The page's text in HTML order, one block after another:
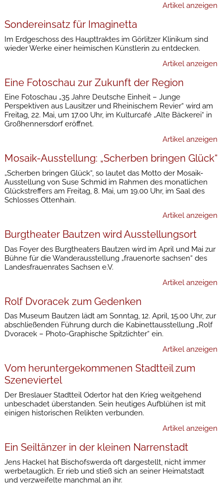
Artikel anzeigen
Sondereinsatz für Imaginetta
Im Erdgeschoss des Haupttraktes im Görlitzer Klinikum sind
wieder Werke einer heimischen Künstlerin zu entdecken.
Artikel anzeigen
Eine Fotoschau zur Zukunft der Region
Eine Fotoschau „35 Jahre Deutsche Einheit – Junge
Perspektiven aus Lausitzer und Rheinischem Revier“ wird am
Freitag, 22. Mai, um 17.00 Uhr, im Kulturcafé „Alte Bäckerei“ in
Großhennersdorf eröffnet.
Artikel anzeigen
Mosaik-Ausstellung: „Scherben bringen Glück“
„Scherben bringen Glück“, so lautet das Motto der Mosaik-
Ausstellung von Suse Schmid im Rahmen des monatlichen
Glückstreffers am Freitag, 8. Mai, um 19.00 Uhr, im Saal des
Schlosses Ottenhain.
Artikel anzeigen
Burgtheater Bautzen wird Ausstellungsort
Das Foyer des Burgtheaters Bautzen wird im April und Mai zur
Bühne für die Wanderausstellung „frauenorte sachsen“ des
Landesfrauenrates Sachsen e.V.
Artikel anzeigen
Rolf Dvoracek zum Gedenken
Das Museum Bautzen lädt am Sonntag, 12. April, 15.00 Uhr, zur
abschließenden Führung durch die Kabinettausstellung „Rolf
Dvoracek – Photo-Graphische Spitzlichter“ ein.
Artikel anzeigen
Vom heruntergekommenen Stadtteil zum
Szeneviertel
Der Breslauer Stadtteil Odertor hat den Krieg weitgehend
unbeschadet überstanden. Sein heutiges Aufblühen ist mit
einigen historischen Relikten verbunden.
Artikel anzeigen
Ein Seiltänzer in der kleinen Narrenstadt
Jens Hackel hat Bischofswerda oft dargestellt, nicht immer
werbetauglich. Er rieb und stieß sich an seiner Heimatstadt
und verzweifelte manchmal an ihr.